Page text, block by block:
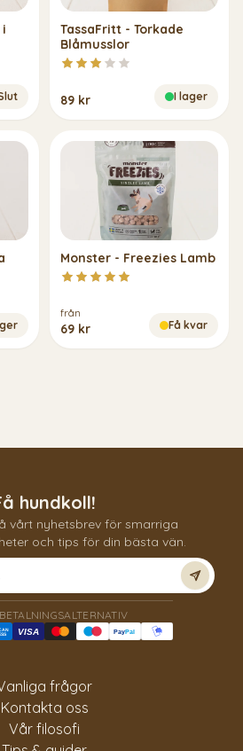
TassaFritt - Torkade
Blåmusslor
89 kr I lager
Monster - Freezies Lamb
från
69 kr Få kvar
hundkoll!
vårt nyhetsbrev för smarriga
och tips för din bästa vän.
VISA PayPal
frågor
Kontakta oss
Vår filosofi